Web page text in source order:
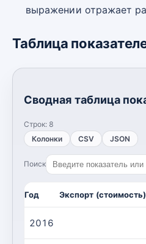
выражении отражает
Таблица
Сводная таблица
Строк: 8
Колонки
CSV JSON
Поиск
Год Экспорт
2016